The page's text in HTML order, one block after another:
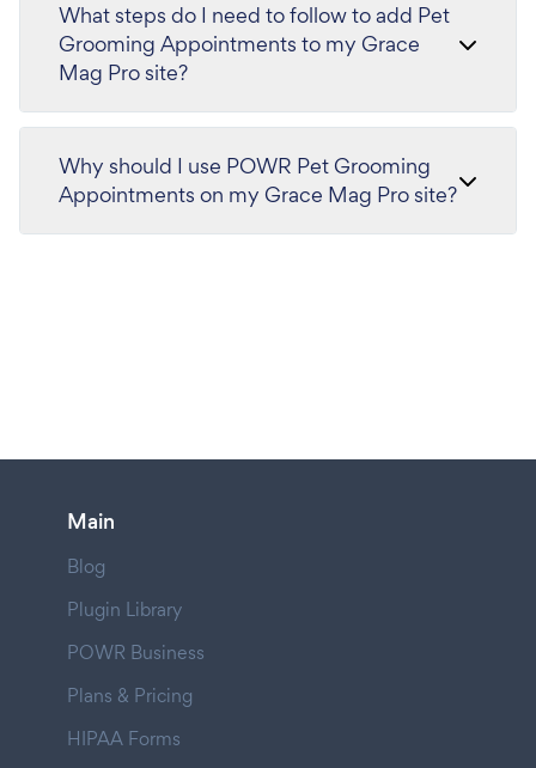
What steps do I need to follow to add Pet
Grooming Appointments to my Grace
Mag Pro site?
Why should I use POWR Pet Grooming
Appointments on my Grace Mag Pro site?
Main
Blog
Plugin Library
POWR Business
Plans & Pricing
HIPAA Forms